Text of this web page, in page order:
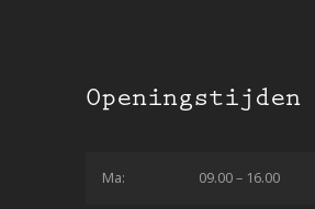
Openingstijden
Ma: 09.00 – 16.00